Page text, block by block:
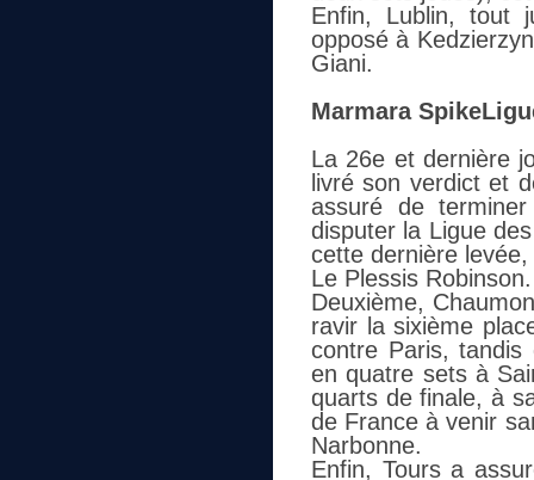
Enfin, Lublin, tout
opposé à
Giani.
Marmara
La 26e et dernière
livré son verdict et
assuré de
disputer la Ligue
cette dernière
Le Plessis Robinson.
Deuxième,
ravir la sixième
contre Paris, tandis
en quatre sets à
quarts de finale, à
de France à venir
Narbonne.
Enfin, Tours a